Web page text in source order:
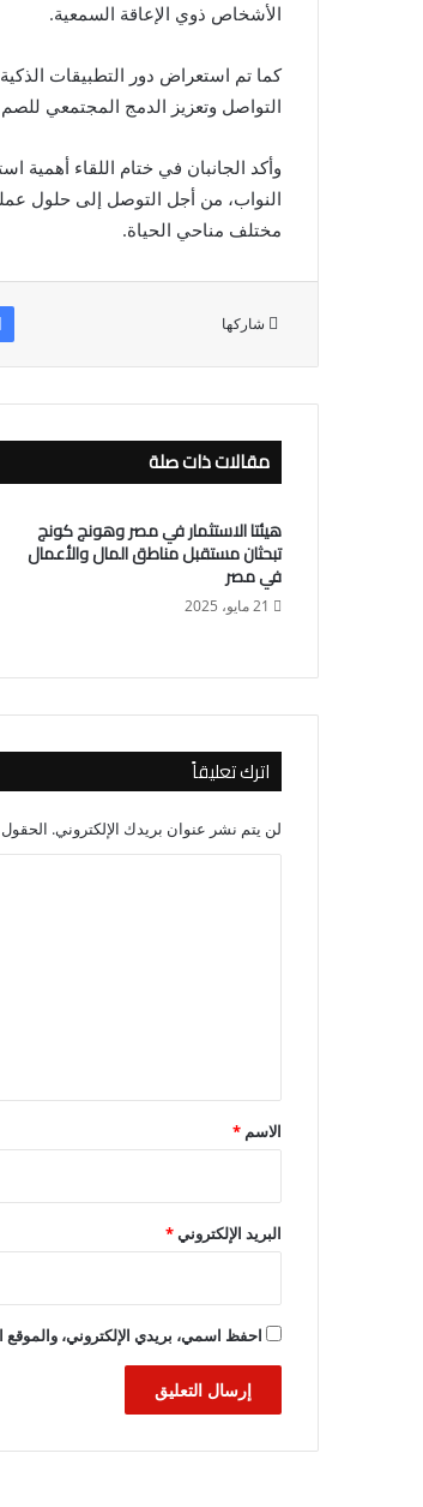
الأشخاص ذوي الإعاقة السمعية.
كما تم استعراض دور التطبيقات
التواصل وتعزيز الدمج المجتمعي
وأكد الجانبان في ختام اللقاء
النواب، من أجل التوصل إلى حلول
مختلف مناحي الحياة.
شاركها
مقالات ذات صلة
هيئتا الاستثمار في مصر وهونج كونج
تبحثان مستقبل مناطق المال والأعمال
في مصر
21 مايو، 2025
اترك تعليقاً
لن يتم نشر عنوان بريدك الإلكتروني. الحقول
*
الاسم *
البريد الإلكتروني*
احفظ اسمي، بريدي الإلكتروني، والموقع